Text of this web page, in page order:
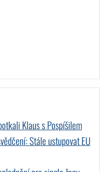
Klaus s Pospíšilem
Stále ustupovat EU